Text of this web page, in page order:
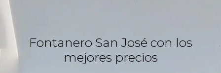
Fontanero San José con los
mejores precios